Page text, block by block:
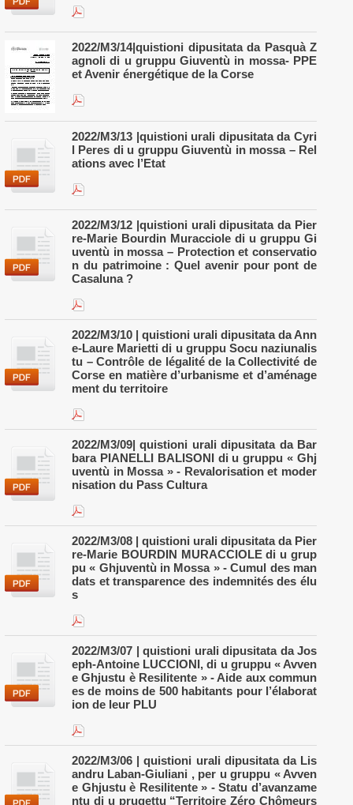
2022/M3/14|quistioni dipusitata da Pasquà Z
agnoli di u gruppu Giuventù in mossa- PPE
et Avenir énergétique de la Corse
2022/M3/13 |quistioni urali dipusitata da Cyri
l Peres di u gruppu Giuventù in mossa – Rel
ations avec l’Etat
2022/M3/12 |quistioni urali dipusitata da Pier
re-Marie Bourdin Muracciole di u gruppu Gi
uventù in mossa – Protection et conservatio
n du patrimoine : Quel avenir pour pont de
Casaluna ?
2022/M3/10 | quistioni urali dipusitata da Ann
e-Laure Marietti di u gruppu Socu naziunalis
tu – Contrôle de légalité de la Collectivité de
Corse en matière d’urbanisme et d’aménage
ment du territoire
2022/M3/09| quistioni urali dipusitata da Bar
bara PIANELLI BALISONI di u gruppu « Ghj
uventù in Mossa » - Revalorisation et moder
nisation du Pass Cultura
2022/M3/08 | quistioni urali dipusitata da Pier
re-Marie BOURDIN MURACCIOLE di u grup
pu « Ghjuventù in Mossa » - Cumul des man
dats et transparence des indemnités des élu
s
2022/M3/07 | quistioni urali dipusitata da Jos
eph-Antoine LUCCIONI, di u gruppu « Avven
e Ghjustu è Resilitente » - Aide aux commun
es de moins de 500 habitants pour l’élaborat
ion de leur PLU
2022/M3/06 | quistioni urali dipusitata da Lis
andru Laban-Giuliani , per u gruppu « Avven
e Ghjustu è Resilitente » - Statu d’avanzame
ntu di u prugettu “Territoire Zéro Chômeurs